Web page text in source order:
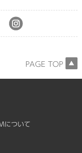
PAGE TOP
について